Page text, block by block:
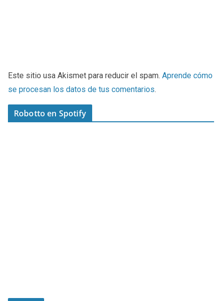
Este sitio usa Akismet para reducir el spam. Aprende cómo
se procesan los datos de tus comentarios.
Robotto en Spotify